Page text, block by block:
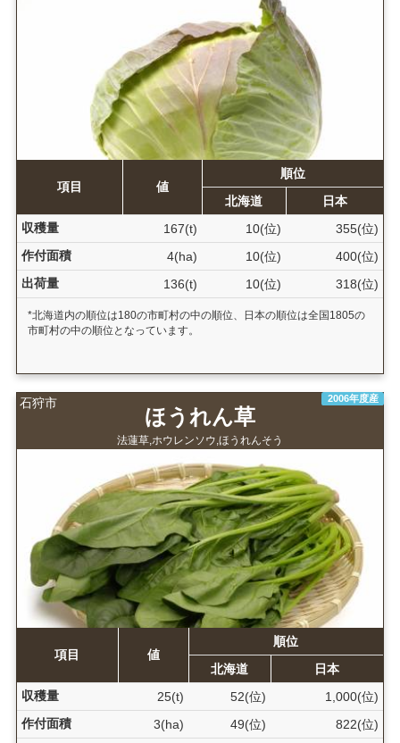
項目 値
順位
北海道
日本
収穫量
167(t) 10(位)
355(位)
作付面積
4(ha) 10(位)
400(位)
出荷量
136(t) 10(位) 318(位)
*北海道内の順位は180の市町村の中の順位、日本の順位は全国1805の
市町村の中の順位となっています。
石狩市 2006年度産
ほうれん草
法蓮草,ホウレンソウ,ほうれんそう
項目 値
順位
北海道
日本
収穫量
25(t) 52(位)
1,000(位)
作付面積
3(ha) 49(位)
822(位)